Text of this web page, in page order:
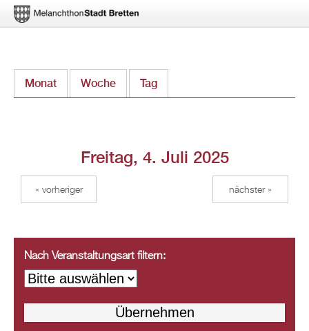
zum
Monat Woche Tag
Freitag, 4. Juli 2025
« vorheriger nächster »
Nach Veranstaltungsart filtern: